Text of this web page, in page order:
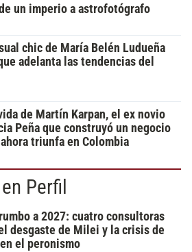
un imperio a astrofotógrafo
chic de María Belén Ludueña
adelanta las tendencias del
de Martín Karpan, el ex novio
Peña que construyó un negocio
triunfa en Colombia
Perfil
a 2027: cuatro consultoras
desgaste de Milei y la crisis de
el peronismo